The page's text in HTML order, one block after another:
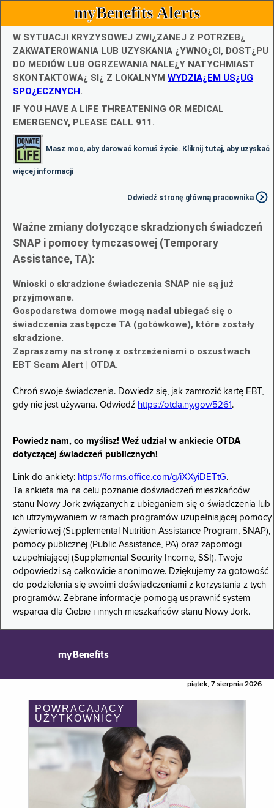
myBenefits Alerts
W SYTUACJI KRYZYSOWEJ ZWI¿ZANEJ Z POTRZEB¿
ZAKWATEROWANIA LUB UZYSKANIA ¿YWNO¿CI, DOST¿PU
DO MEDIÓW LUB OGRZEWANIA NALE¿Y NATYCHMIAST
SKONTAKTOWA¿ SI¿ Z LOKALNYM WYDZIA¿EM US¿UG
SPO¿ECZNYCH.
IF YOU HAVE A LIFE THREATENING OR MEDICAL
EMERGENCY, PLEASE CALL 911.
Masz moc, aby darować komuś życie. Kliknij tutaj, aby uzyskać
więcej informacji
Odwiedź stronę główną pracownika
Ważne zmiany dotyczące skradzionych świadczeń
SNAP i pomocy tymczasowej (Temporary
Assistance, TA):
Wnioski o skradzione świadczenia SNAP nie są już
przyjmowane.
Gospodarstwa domowe mogą nadal ubiegać się o
świadczenia zastępcze TA (gotówkowe), które zostały
skradzione.
Zapraszamy na stronę z ostrzeżeniami o oszustwach
EBT Scam Alert | OTDA.
Chroń swoje świadczenia. Dowiedz się, jak zamrozić kartę EBT,
gdy nie jest używana. Odwiedź https://otda.ny.gov/5261 .
Powiedz nam, co myślisz! Weź udział w ankiecie OTDA
dotyczącej świadczeń publicznych!
Link do ankiety: https://forms.office.com/g/iXXyiDETtG.
Ta ankieta ma na celu poznanie doświadczeń mieszkańców
stanu Nowy Jork związanych z ubieganiem się o świadczenia lub
ich utrzymywaniem w ramach programów uzupełniającej pomocy
żywieniowej (Supplemental Nutrition Assistance Program, SNAP),
pomocy publicznej (Public Assistance, PA) oraz zapomogi
uzupełniającej (Supplemental Security Income, SSI). Twoje
odpowiedzi są całkowicie anonimowe. Dziękujemy za gotowość
do podzielenia się swoimi doświadczeniami z korzystania z tych
programów. Zebrane informacje pomogą usprawnić system
wsparcia dla Ciebie i innych mieszkańców stanu Nowy Jork.
myBenefits
piątek, 7 sierpnia 2026
POWRACAJĄCY
UŻYTKOWNICY